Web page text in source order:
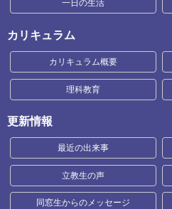
一日の生活
カリキュラム
カリキュラム概要
理科教育
更新情報
最近の出来事
立教生の声
同窓生からのメッセージ